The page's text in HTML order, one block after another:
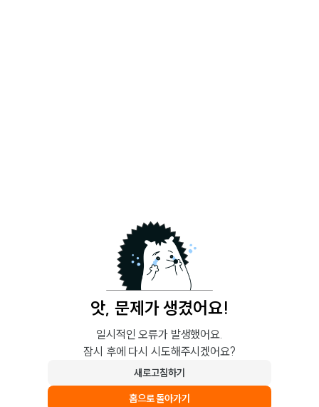
앗, 문제가 생겼어요!
일시적인 오류가 발생했어요.
잠시 후에 다시 시도해주시겠어요?
새로고침하기
홈으로 돌아가기